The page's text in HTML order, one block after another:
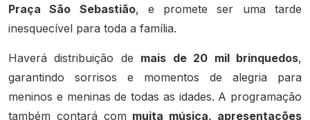
Praça São Sebastião, e promete ser uma tarde
inesquecível para toda a família.
Haverá distribuição de mais de 20 mil brinquedos,
garantindo sorrisos e momentos de alegria para
meninos e meninas de todas as idades. A programação
também contará com muita música, apresentações